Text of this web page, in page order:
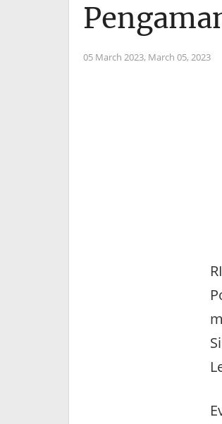
05 March 2023, March 05, 2023